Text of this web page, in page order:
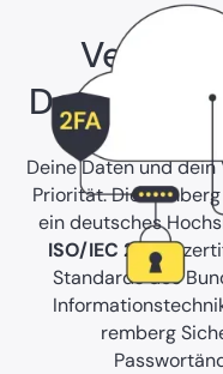
Deine Daten und
Priorität. Die
ein deutsches
ISO/IEC 27001
Standards des
remberg